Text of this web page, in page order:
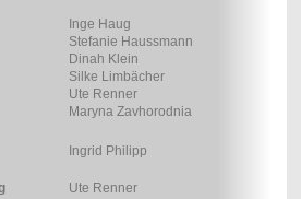
Inge Haug
Stefanie Haussmann
Dinah Klein
Silke Limbächer
Ute Renner
Maryna Zavhorodnia
Ingrid Philipp
Ute Renner